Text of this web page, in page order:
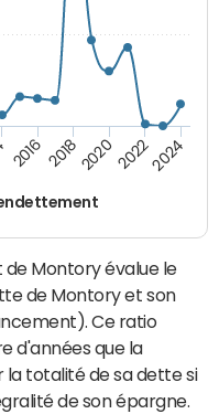
2016 2018202020222024
Montory évalue le
de Montory et son
Ce ratio
d'années que la
totalité de sa dette si
de son épargne.